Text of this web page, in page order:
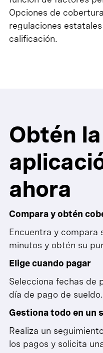
Opciones de
regulaciones
calificación.
Obtén la
ahora
Compara y obtén
Encuentra y compara
minutos y obtén su
Elige cuando pagar
Selecciona fechas de
día de pago de sueldo.
Gestiona todo en un
Realiza un
los pagos y solicita